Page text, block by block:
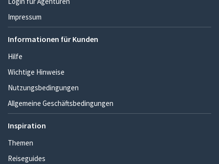
Impressum
Informationen für Kunden
Hilfe
Wichtige Hinweise
Nutzungsbedingungen
Allgemeine Geschäftsbedingungen
Inspiration
Themen
Reiseguides